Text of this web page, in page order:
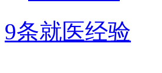
9条就医经验